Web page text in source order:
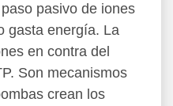
pasivo de iones
gasta energía. La
en contra del
Son mecanismos
crean los